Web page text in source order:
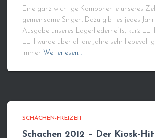
Eine ganz wichtige Komponente unseres
gemeinsame Singen. Dazu gibt es jedes
Ausgabe unseres Lagerliederhefts, kurz
LLH wurde über all die Jahre sehr liebevoll
immer Weiterlesen…
SCHACHEN-FREIZEIT
Schachen 2012 – Der Kiosk-Hit